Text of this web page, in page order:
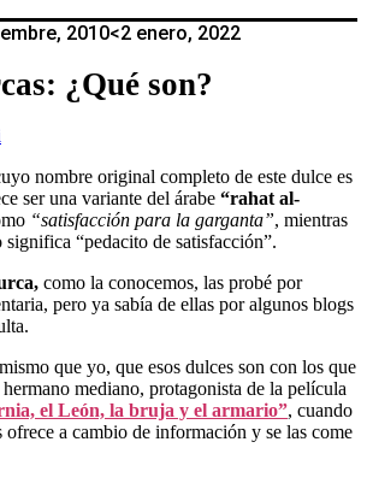
2010<2 enero, 2022
¿Qué son?
nombre original completo de este dulce es
ser una variante del árabe “rahat al-
“satisfacción para la garganta”, mientras
“pedacito de satisfacción”.
como la conocemos, las probé por
pero ya sabía de ellas por algunos blogs
que yo, que esos dulces son con los que
mediano, protagonista de la película
el León, la bruja y el armario”, cuando
a cambio de información y se las come